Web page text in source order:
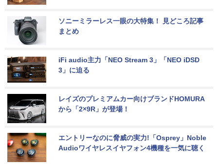
ソニーミラーレス一眼の大特集！ 見どころ記事
まとめ
iFi audio主力「NEO Stream 3」「NEO iDSD
3」に迫る
レイズのプレミアムカー向けブランドHOMURA
から「2×9R」が登場！
エントリーなのに脅威の実力!「Osprey」Noble
Audioワイヤレスイヤフォン4機種を一気に聴く